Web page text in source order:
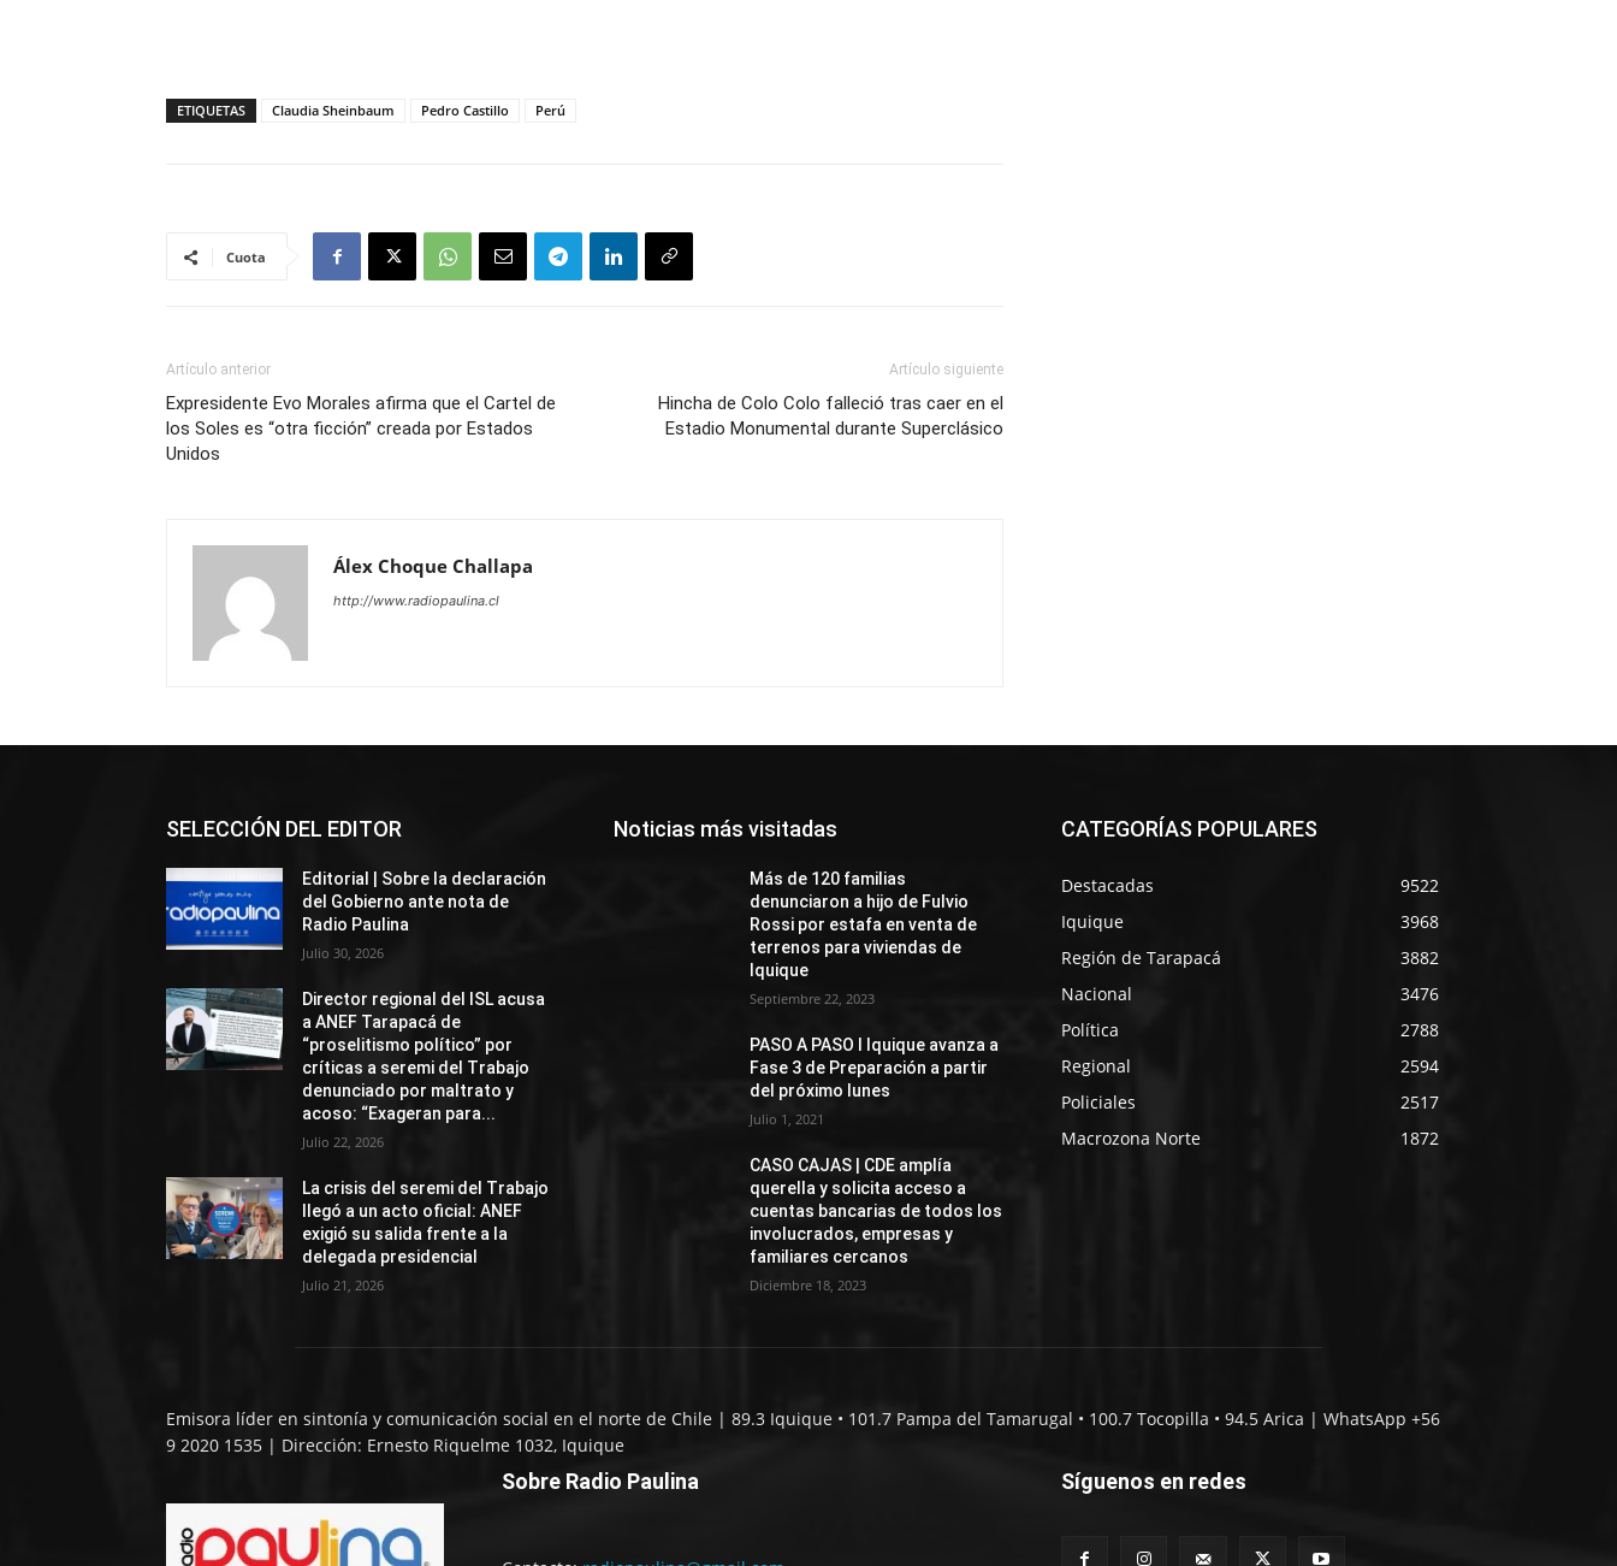
ETIQUETAS Claudia Sheinbaum Pedro Castillo Perú
Cuota
Artículo anterior
Expresidente Evo Morales afirma que el Cartel de
los Soles es “otra ficción” creada por Estados
Unidos
Artículo siguiente
Hincha de Colo Colo falleció tras caer en el
Estadio Monumental durante Superclásico
Álex Choque Challapa
http://www.radiopaulina.cl
SELECCIÓN DEL EDITOR
Editorial | Sobre la declaración
del Gobierno ante nota de
Radio Paulina
Julio 30, 2026
Director regional del ISL acusa
a ANEF Tarapacá de
“proselitismo político” por
críticas a seremi del Trabajo
denunciado por maltrato y
acoso: “Exageran para...
Julio 22, 2026
La crisis del seremi del Trabajo
llegó a un acto oficial: ANEF
exigió su salida frente a la
delegada presidencial
Julio 21, 2026
Noticias más visitadas
Más de 120 familias
denunciaron a hijo de Fulvio
Rossi por estafa en venta de
terrenos para viviendas de
Iquique
Septiembre 22, 2023
PASO A PASO I Iquique avanza a
Fase 3 de Preparación a partir
del próximo lunes
Julio 1, 2021
CASO CAJAS | CDE amplía
querella y solicita acceso a
cuentas bancarias de todos los
involucrados, empresas y
familiares cercanos
Diciembre 18, 2023
CATEGORÍAS POPULARES
Destacadas
9522
Iquique
3968
Región de Tarapacá
3882
Nacional
3476
Política
2788
Regional
2594
Policiales
2517
Macrozona Norte
1872
Emisora líder en sintonía y comunicación social en el norte de Chile | 89.3 Iquique • 101.7 Pampa del Tamarugal • 100.7 Tocopilla • 94.5 Arica | WhatsApp +56
9 2020 1535 | Dirección: Ernesto Riquelme 1032, Iquique
Sobre Radio Paulina Síguenos en redes